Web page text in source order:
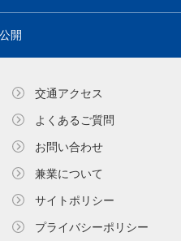
開
交通アクセス
よくあるご質問
お問い合わせ
兼業について
サイトポリシー
プライバシーポリシー